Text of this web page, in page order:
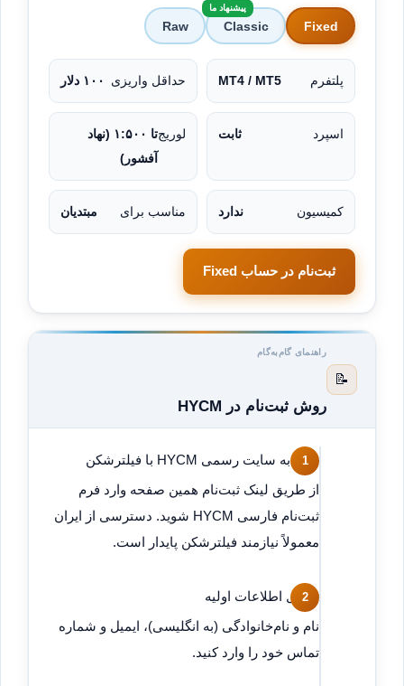
Fixed
Classic
پیشنهاد ما
Raw
پلتفرم MT4 / MT5 حداقل واریزی ۱۰۰ دلار
اسپرد ثابت لوریج
تا ۱:۵۰۰ (نهاد
آفشور)
کمیسیون ندارد مناسب برای مبتدیان
ثبت‌نام در حساب Fixed
📝
راهنمای گام‌به‌گام
روش ثبت‌نام در HYCM
ورود به سایت رسمی HYCM با فیلترشکن
از طریق لینک ثبت‌نام همین صفحه وارد فرم
ثبت‌نام فارسی HYCM شوید. دسترسی از ایران
معمولاً نیازمند فیلترشکن پایدار است.
تکمیل اطلاعات اولیه
نام و نام‌خانوادگی (به انگلیسی)، ایمیل و شماره
تماس خود را وارد کنید.